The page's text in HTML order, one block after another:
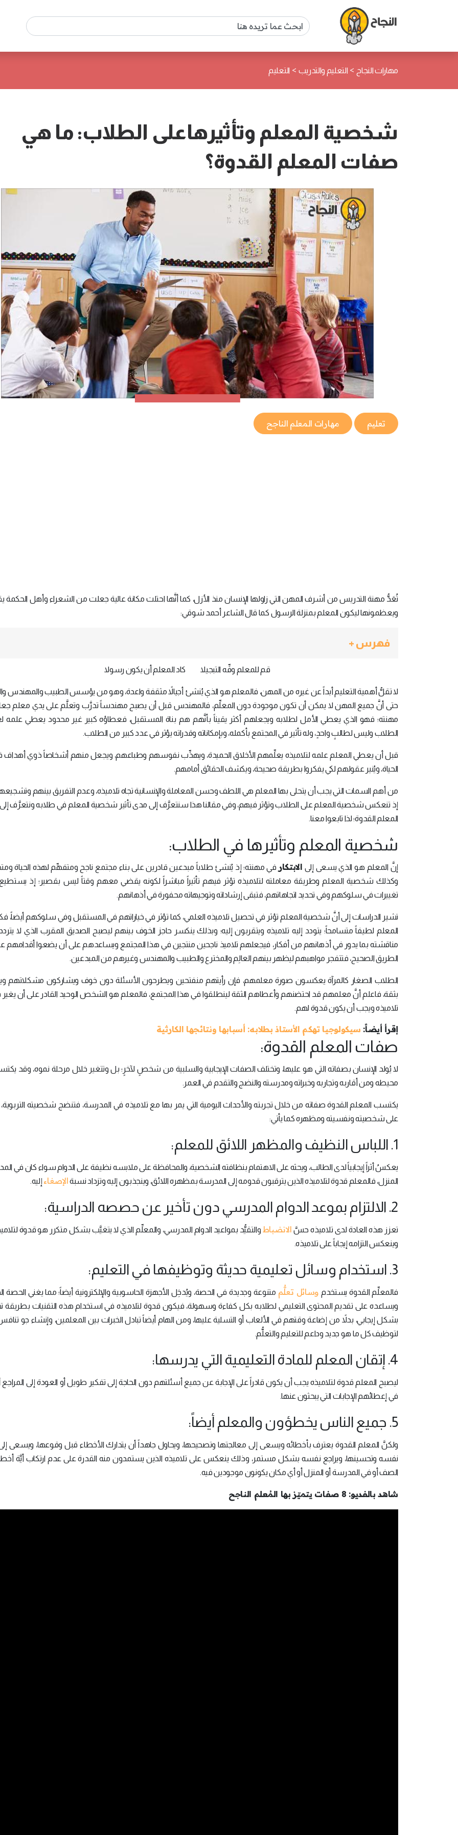
مهارات النجاح > التعليم والتدريب > التعليم
شخصية المعلم وتأثيرهاعلى الطلاب: ما هي
صفات المعلم القدوة؟
تعليم مهارات المعلم الناجح
تُعَدُّ مهنة التدريس من أشرف المهن التي زاولها الإنسان منذ الأزل، كما أنَّها احتلت مكانة عالية جعلت من الشعراء وأهل الحكمة
ويعظمونها ليكون المعلم بمنزلة الرسول كما قال الشاعر أحمد شوقي:
فهرس +
قم للمعلم وفِّه التبجيلا كاد المعلم أن يكون رسولا
لا تقلُّ أهمية التعليم أبداً عن غيره من المهن، فالمعلم هو الذي يُنشئ أجيالاً مثقفة واعدة، وهو من يؤسس الطبيب والمهندس
حتى أنَّ جميع المهن لا يمكن أن تكون موجودة دون المعلِّم، فالمهندس قبل أن يصبح مهندساً تدرَّب وتعلَّم على يدي معلم
مهنته؛ فهو الذي يعطي الأمل لطلابه ويجعلهم أكثر يقيناً بأنَّهم هم بناة المستقبل، فعطاؤه كبير غير محدود يعطي علمه
الطلاب وليس لطالبٍ واحدٍ، وله تأثير في المجتمع بأكمله، وبإمكاناته وقدراته يؤثر في عدد كبير من الطلاب.
قبل أن يعطي المعلم علمه لتلاميذه يعلِّمهم الأخلاق الحميدة، ويهذِّب نفوسهم وطباعهم، ويجعل منهم أشخاصاً ذوي
الحياة، ويُنير عقولهم لكي يفكروا بطريقة صحيحة، ويكشف الحقائق أمامهم.
من أهم السمات التي يجب أن يتحلى بها المعلم هي اللطف وحسن المعاملة والإنسانية تجاه تلاميذه، وعدم التفريق بينهم
إذ تنعكس شخصية المعلم على الطلاب وتؤثر فيهم، وفي مقالنا هذا سنتعرَّف إلى مدى تأثير شخصية المعلم في طلابه ونتعرَّف
المعلم القدوة؛ لذا تابعوا معنا.
شخصية المعلم وتأثيرها في الطلاب:
إنَّ المعلم هو الذي يسعى إلى الابتكار في مهنته؛ إذ يُنشئ طلاباً مبدعين قادرين على بناء مجتمع ناجح ومتفهِّم لهذه الحياة
وكذلك شخصية المعلم وطريقة معاملته لتلاميذه تؤثر فيهم تأثيراً مباشراً لكونه يقضي معهم وقتاً ليس بقصير؛ إذ
تغييرات في سلوكهم وفي تحديد اتجاهاتهم، فتبقى إرشاداته وتوجيهاته محفورة في أذهانهم.
تشير الدراسات إلى أنَّ شخصية المعلم تؤثر في تحصيل تلاميذه العلمي، كما تؤثر في خياراتهم في المستقبل وفي سلوكهم أيضاً،
المعلم لطيفاً متسامحاً؛ يتودد إليه تلاميذه ويتقربون إليه؛ وبذلك ينكسر حاجز الخوف بينهم ليصبح الصديق المقرب الذي لا
مناقشته بما يدور في أذهانهم من أفكار، فيجعلهم تلاميذ ناجحين منتجين في هذا المجتمع ويساعدهم على أن يضعوا أقدامهم
الطريق الصحيح، فتتفجر مواهبهم ليظهر بينهم العالِم والمخترع والطبيب والمهندس وغيرهم من المبدعين.
الطلاب الصغار كالمرآة يعكسون صورة معلمهم، فإن رأيتهم منفتحين ويطرحون الأسئلة دون خوف ويشاركون مشكلاتهم
بثقة، فاعلم أنَّ معلمهم قد احتضنهم وأعطاهم الثقة لينطلقوا في هذا المجتمع، فالمعلم هو الشخص الوحيد القادر على أن يغير
تلاميذه ويجب أن يكون قدوة لهم.
إقرأ أيضاً: سيكولوجيا تهكم الأستاذ بطلابه: أسبابها ونتائجها الكارثية
صفات المعلم القدوة:
لا يُولد الإنسان بصفاته التي هو عليها، وتختلف الصفات الإيجابية والسلبية من شخصٍ لآخرٍ؛ بل وتتغير خلال مرحلة نموه، وقد
محيطه ومن أقاربه وتجاربه وخبراته ومدرسته والنضج والتقدم في العمر.
يكتسب المعلم القدوة صفاته من خلال تجربته والأحداث اليومية التي يمر بها مع تلاميذه في المدرسة، فتنضج شخصيته
على شخصيته ونفسيته ومظهره كما يأتي:
1. اللباس النظيف والمظهر اللائق للمعلم:
يعكسُ أثراً إيجابياً لدى الطالب، ويحثه على الاهتمام بنظافته الشخصية، والمحافظة على ملابسه نظيفة على الدوام سواء كان في
المنزل، فالمعلم قدوة لتلاميذه الذين يترقبون قدومه إلى المدرسة بمظهره اللائق، وينجذبون إليه وتزداد نسبةالإصغاء إليه.
2. الالتزام بموعد الدوام المدرسي دون تأخير عن حصصه الدراسية:
تعزز هذه العادة لدى تلاميذه حسَّ الانضباط والتقيُّد بمواعيد الدوام المدرسي، والمعلِّم الذي لا يتغيَّب بشكل متكرر هو قدوة
وينعكس التزامه إيجاباً على تلاميذه.
3. استخدام وسائل تعليمية حديثة وتوظيفها في التعليم:
فالمعلِّم القدوة يستخدم وسائل تعلُّم متنوعة وجديدة في الحصة، ويُدخِل الأجهزة الحاسوبية والإلكترونية أيضاً؛ مما يغني الحصة
ويساعده على تقديم المحتوى التعليمي لطلابه بكل كفاءة وسهولة، فيكون قدوة لتلاميذه في استخدام هذه التقنيات بطريقة
بشكل إيجابي، بدلاً من إضاعة وقتهم في الألعاب أو التسلية عليها، ومن الهام أيضاً تبادل الخبرات بين المعلمين، وإنشاء جو
لتوظيف كل ما هو جديد وداعم للتعليم والتعلُّم.
4. إتقان المعلم للمادة التعليمية التي يدرسها:
ليصبح المعلم قدوة لتلاميذه يجب أن يكون قادراً على الإجابة عن جميع أسئلتهم دون الحاجة إلى تفكير طويل أو العودة إلى المراجع
في إعطائهم الإجابات التي يبحثون عنها.
5. جميع الناس يخطؤون والمعلم أيضاً:
ولكنَّ المعلم القدوة يعترف بأخطائه ويسعى إلى معالجتها وتصحيحها، ويحاول جاهداً أن يتدارك الأخطاء قبل وقوعها، ويسعى
نفسه وتحسينها، ويراجع نفسه بشكل مستمر، وذلك ينعكس على تلاميذه الذين يستمدون منه القدرة على عدم ارتكاب أيَّة
الصف أو في المدرسة أو المنزل أو أي مكان يكونون موجودين فيه.
شاهد بالفديو: 8 صفات يتميّز بها المُعلم الناجح